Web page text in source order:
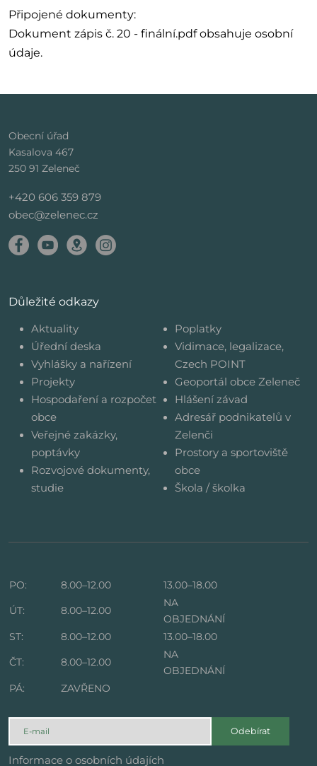
Připojené dokumenty:
Dokument zápis č. 20 - finální.pdf obsahuje osobní
údaje.
Obecní úřad
Kasalova 467
250 91 Zeleneč
+420 606 359 879
obec@zelenec.cz
Důležité odkazy
Aktuality
Úřední deska
Vyhlášky a nařízení
Projekty
Hospodaření a rozpočet
obce
Veřejné zakázky,
poptávky
Rozvojové dokumenty,
studie
Poplatky
Vidimace, legalizace,
Czech POINT
Geoportál obce Zeleneč
Hlášení závad
Adresář podnikatelů v
Zelenči
Prostory a sportoviště
obce
Škola / školka
PO: 8.00–12.00
13.00–18.00
ÚT:
8.00–12.00
NA
OBJEDNÁNÍ
ST:
8.00–12.00
13.00–18.00
ČT:
8.00–12.00
NA
OBJEDNÁNÍ
PÁ:
ZAVŘENO
Odebírat
Informace o osobních údajích